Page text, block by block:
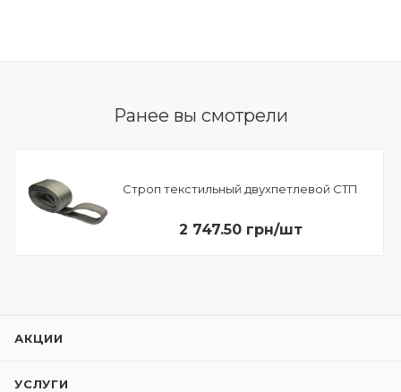
Ранее вы смотрели
Строп текстильный двухпетлевой СТП
2 747.50 грн/шт
АКЦИИ
УСЛУГИ